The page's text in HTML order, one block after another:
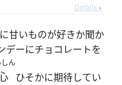
Details ▸
甘いものが好きか聞か
デーにチョコレートを
ん
ひそかに期待してい